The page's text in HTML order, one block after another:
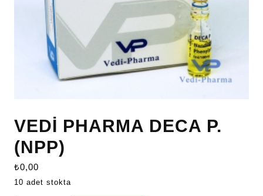
VEDİ PHARMA DECA P.
(NPP)
₺0,00
10 adet stokta